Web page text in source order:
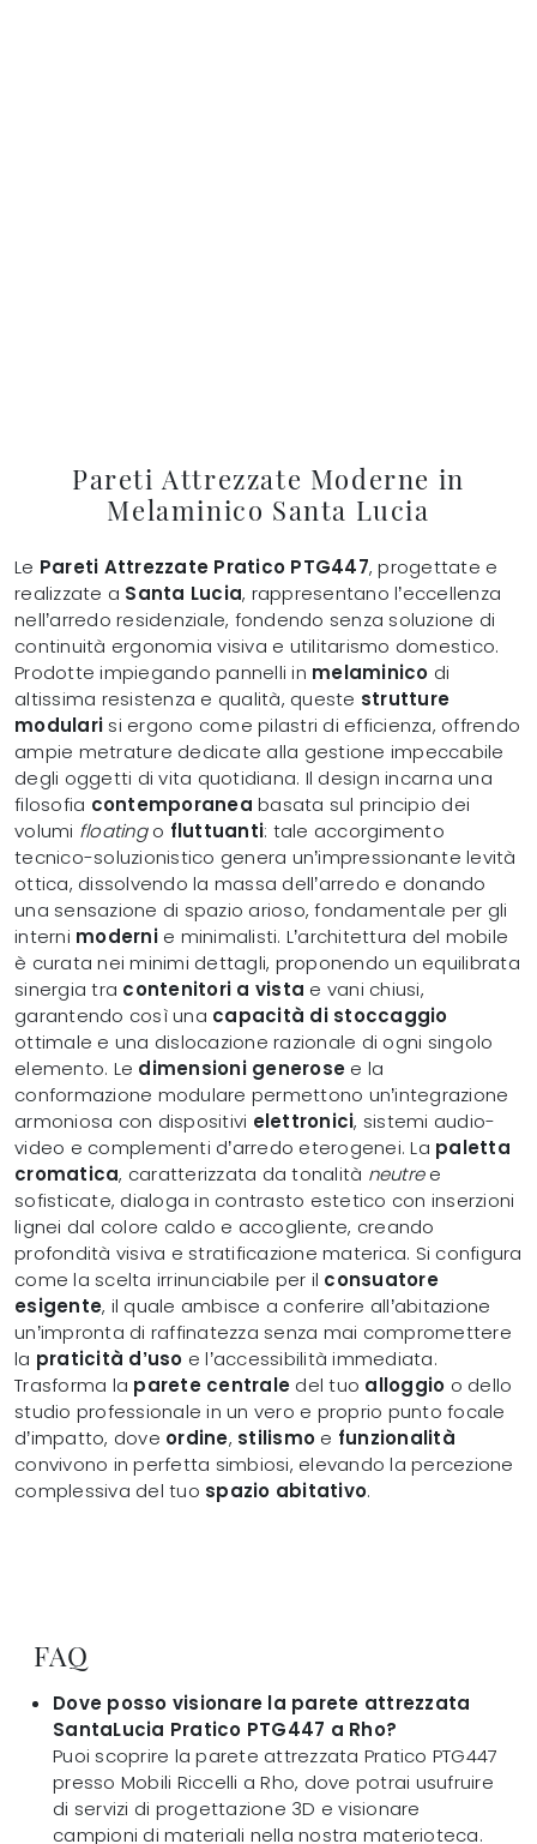
Pareti Attrezzate Moderne in
Melaminico Santa Lucia
Le Pareti Attrezzate Pratico PTG447, progettate e
realizzate a Santa Lucia, rappresentano l’eccellenza
nell’arredo residenziale, fondendo senza soluzione di
continuità ergonomia visiva e utilitarismo domestico.
Prodotte impiegando pannelli in melaminico di
altissima resistenza e qualità, queste strutture
modulari si ergono come pilastri di efficienza, offrendo
ampie metrature dedicate alla gestione impeccabile
degli oggetti di vita quotidiana. Il design incarna una
filosofia contemporanea basata sul principio dei
volumi floatingo fluttuanti: tale accorgimento
tecnico-soluzionistico genera un’impressionante levità
ottica, dissolvendo la massa dell’arredo e donando
una sensazione di spazio arioso, fondamentale per gli
interni modernie minimalisti. L’architettura del mobile
è curata nei minimi dettagli, proponendo un equilibrata
sinergia tra contenitori a vista e vani chiusi,
garantendo così una capacità di stoccaggio
ottimale e una dislocazione razionale di ogni singolo
elemento. Le dimensioni generose e la
conformazione modulare permettono un’integrazione
armoniosa con dispositivi elettronici, sistemi audio-
video e complementi d’arredo eterogenei. La paletta
cromatica, caratterizzata da tonalità neutree
sofisticate, dialoga in contrasto estetico con inserzioni
lignei dal colore caldo e accogliente, creando
profondità visiva e stratificazione materica. Si configura
come la scelta irrinunciabile per il consuatore
esigente, il quale ambisce a conferire all’abitazione
un’impronta di raffinatezza senza mai compromettere
la praticità d’uso e l’accessibilità immediata.
Trasforma la parete centrale del tuo alloggio o dello
studio professionale in un vero e proprio punto focale
d’impatto, dove ordine, stilismo e funzionalità
convivono in perfetta simbiosi, elevando la percezione
complessiva del tuo spazio abitativo.
FAQ
Dove posso visionare la parete attrezzata
SantaLucia Pratico PTG447 a Rho?
Puoi scoprire la parete attrezzata Pratico PTG447
presso Mobili Riccelli a Rho, dove potrai usufruire
di servizi di progettazione 3D e visionare
campioni di materiali nella nostra materioteca.